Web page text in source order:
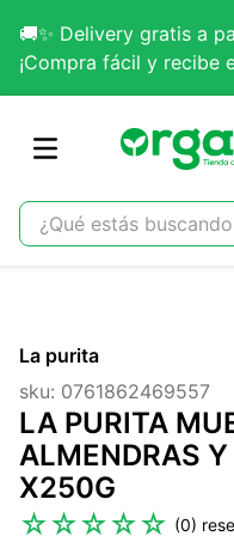
🚚✨ Delivery gratis a
¡Compra fácil y recibe
¿Qué estás buscando
2.
citrato magnesio
3.
colageno
4
kefir
5.
glicinato magnesio
6 .
melena leon
La purita
sku: 0761862469557
LA PURITA
ALMENDRAS
X250G
☆☆☆☆☆ (0)